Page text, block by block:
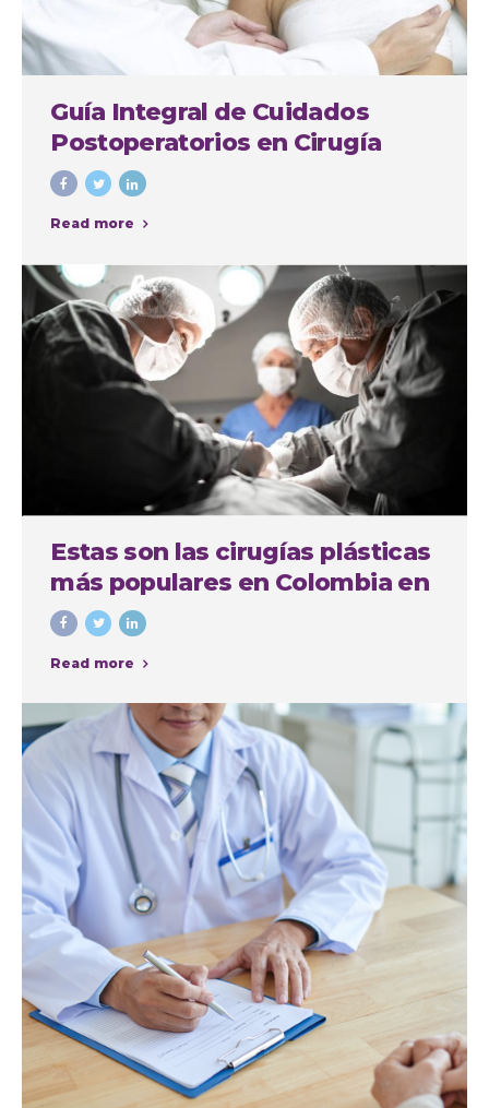
Guía Integral de Cuidados
Postoperatorios en Cirugía
Plástica
Read more
Estas son las cirugías plásticas
más populares en Colombia en
el último año
Read more